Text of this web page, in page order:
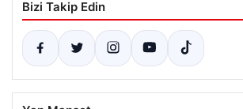
Bizi Takip Edin